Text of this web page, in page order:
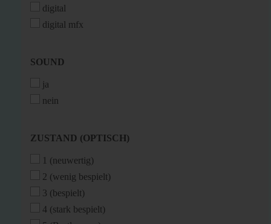
digital
digital mfx
SOUND
SOUND
ja
nein
ZUSTAND
ZUSTAND (OPTISCH)
1 (neuwertig)
2 (wenig bespielt)
3 (bespielt)
4 (stark bespielt)